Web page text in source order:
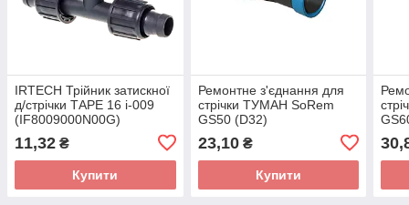
IRTECH Трійник затискної
д/стрічки ТАРЕ 16 i-009
(IF8009000N00G)
11,32 ₴
Купити
Ремонтне з'єднання для
стрічки ТУМАН SoRem
GS50 (D32)
23,10₴
Купити